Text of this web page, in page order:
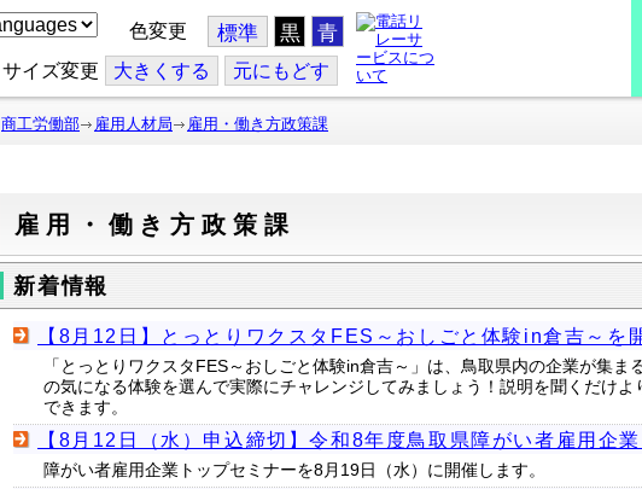
色変更 標準 黒 青
サイズ変更 大きくする 元にもどす
商工労働部 雇用人材局 雇用・働き方政策課
雇用・働き方政策課
新着情報
【8月12日】とっとりワクスタFES～おしごと体験in倉吉～を
「とっとりワクスタFES～おしごと体験in倉吉～」は、鳥取県内の企業が集ま
の気になる体験を選んで実際にチャレンジしてみましょう！説明を聞くだけよ
できます。
【8月12日（水）申込締切】令和8年度鳥取県障がい者雇用企
障がい者雇用企業トップセミナーを8月19日（水）に開催します。